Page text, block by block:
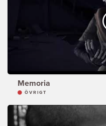
Memoria
ÖVRIGT